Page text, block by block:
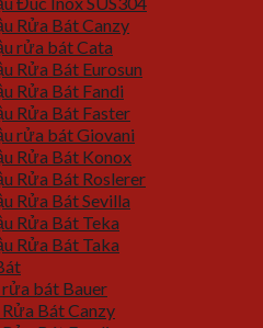
Rửa Bát Canzy
rửa bát Cata
Rửa Bát Eurosun
Rửa Bát Fandi
Rửa Bát Faster
rửa bát Giovani
Rửa Bát Konox
Rửa Bát Roslerer
Rửa Bát Sevilla
Rửa Bát Teka
Rửa Bát Taka
bát Bauer
Bát Canzy